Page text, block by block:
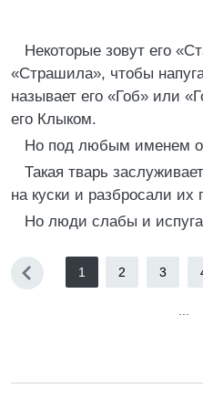
Некоторые зовут его
«Страшила», чтобы
называет его «Гоб» или
его Клыком.
Но под любым именем
Такая тварь
на куски и разбросали их
Но люди слабы и
1 2 3